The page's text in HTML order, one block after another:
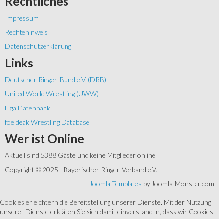
Impressum
Rechtehinweis
Datenschutzerklärung
Links
Deutscher Ringer-Bund e.V. (DRB)
United World Wrestling (UWW)
Liga Datenbank
foeldeak Wrestling Database
Wer ist Online
Aktuell sind 5388 Gäste und keine Mitglieder online
Copyright © 2025 - Bayerischer Ringer-Verband e.V.
Joomla Templates by Joomla-Monster.com
Cookies erleichtern die Bereitstellung unserer Dienste. Mit der Nutzung
unserer Dienste erklären Sie sich damit einverstanden, dass wir Cookies